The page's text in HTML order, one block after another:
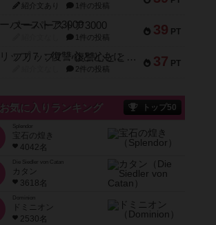
紹介文あり 1件の投稿
39 PT
スーパーストア3000
1件の投稿
37 PT
フリップ７：復讐心とともに
2件の投稿
お気に入りランキング トップ50
宝石の煌き
4042名
Die Siedler von Catan
カタン
3618名
ドミニオン
2530名